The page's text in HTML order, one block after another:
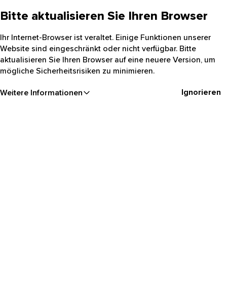
Bitte aktualisieren Sie Ihren Browser
Ihr Internet-Browser ist veraltet. Einige Funktionen unserer
Website sind eingeschränkt oder nicht verfügbar. Bitte
aktualisieren Sie Ihren Browser auf eine neuere Version, um
mögliche Sicherheitsrisiken zu minimieren.
Weitere Informationen Ignorieren